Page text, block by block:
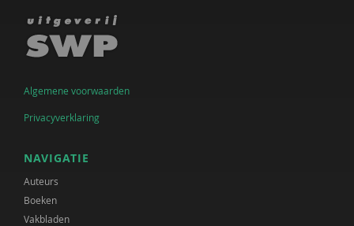
Algemene voorwaarden
Privacyverklaring
NAVIGATIE
Auteurs
Boeken
Vakbladen